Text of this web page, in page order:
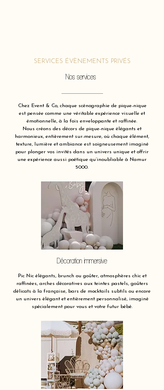
SERVICES ÉVÈNEMENTS PRIVÉS
Nos services
Chez Event & Co, chaque scénographie de pique-nique
est pensée comme une véritable expérience visuelle et
émotionnelle, à la fois enveloppante et raffinée.
Nous créons des décors de pique-nique élégants et
harmonieux, entièrement sur-mesure, où chaque élément,
texture, lumière et ambiance est soigneusement imaginé
pour plonger vos invités dans un univers unique et offrir
une expérience aussi poétique qu’inoubliable à Namur
5000.
Décoration immersive
Pic Nic élégants, brunch ou goûter, atmosphères chic et
raffinées, arches décoratives aux teintes pastels, goûters
délicats à la française, bars de mocktails subtils ou encore
un univers élégant et entièrement personnalisé, imaginé
spécialement pour vous et votre futur bébé.